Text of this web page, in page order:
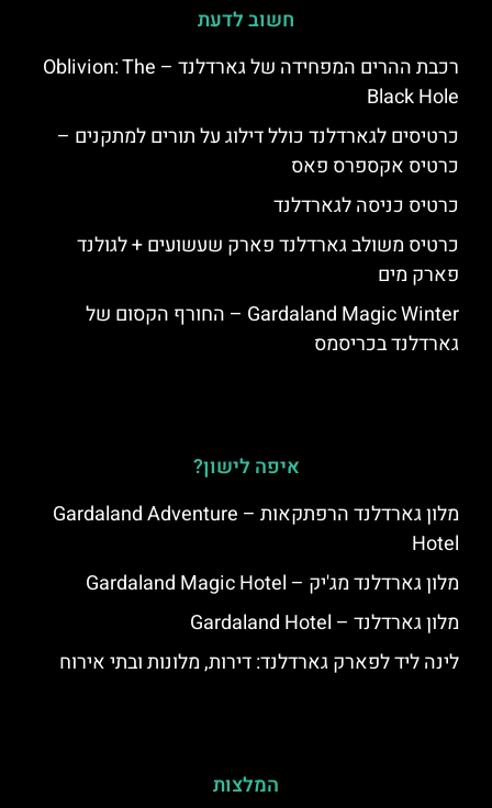
חשוב לדעת
רכבת ההרים המפחידה של גארדלנד – Oblivion: The
Black Hole
כרטיסים לגארדלנד כולל דילוג על תורים למתקנים –
כרטיס אקספרס פאס
כרטיס כניסה לגארדלנד
כרטיס משולב גארדלנד פארק שעשועים + לגולנד
פארק מים
Gardaland Magic Winter – החורף הקסום של
גארדלנד בכריסמס
איפה לישון?
מלון גארדלנד הרפתקאות – Gardaland Adventure
Hotel
מלון גארדלנד מג'יק – Gardaland Magic Hotel
מלון גארדלנד – Gardaland Hotel
לינה ליד לפארק גארדלנד: דירות, מלונות ובתי אירוח
המלצות